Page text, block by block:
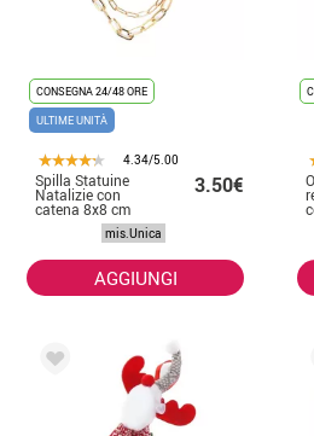
CONSEGNA 24/48 ORE
ULTIME UNITÀ
4.34/5.00
Spilla Statuine
Natalizie con
catena 8x8 cm
3.50€
mis.Unica
AGGIUNGI